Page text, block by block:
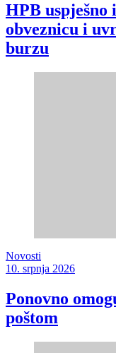
HPB uspješno
obveznicu i
burzu
Novosti
10. srpnja 2026
Ponovno
poštom